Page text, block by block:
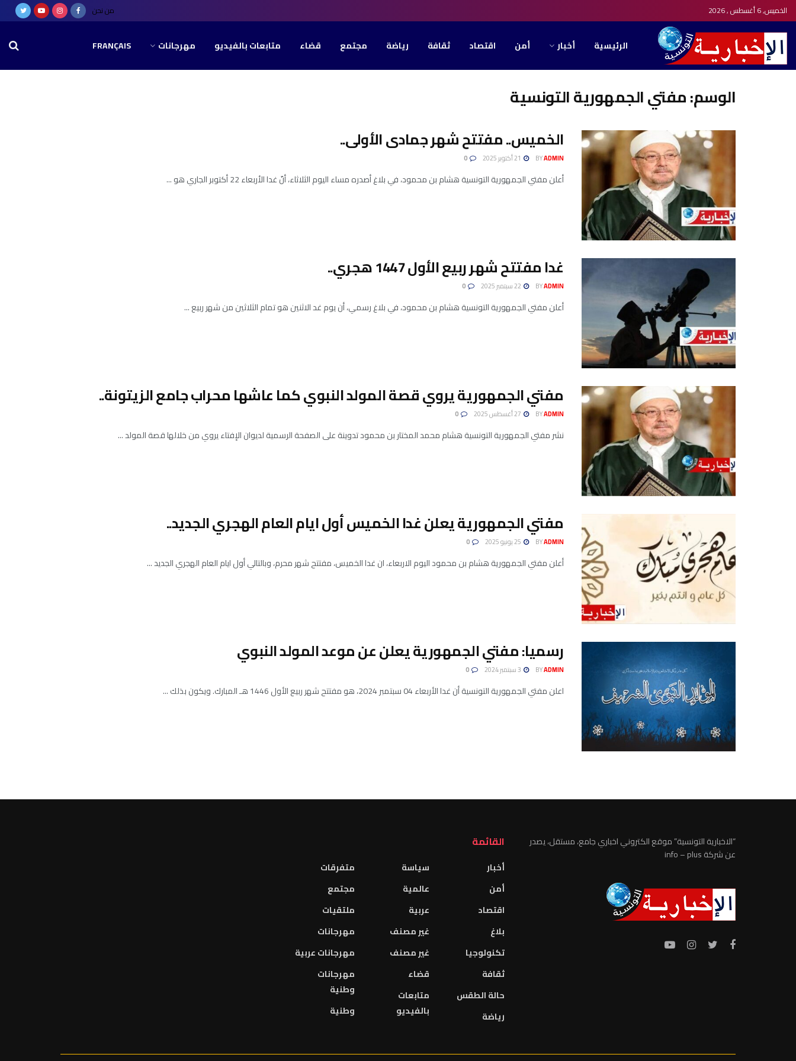
الخميس, 6 أغسطس , 2026 من نحن
الرئيسية أخبار أمن اقتصاد ثقافة رياضة مجتمع قضاء متابعات بالفيديو مهرجانات FRANÇAIS
الوسم:مفتي الجمهورية التونسية
الخميس.. مفتتح شهر جمادى الأولى..
BYADMIN
أعلن مفتي الجمهورية التونسية هشام بن محمود، في بلاغ أصدره مساء اليوم الثلاثاء، أنّ غدا الأربعاء 22 أكتوبر الجاري هو ...
غدا مفتتح شهر ربيع الأول 1447 هجري..
BYADMIN
أعلن مفتي الجمهورية التونسية هشام بن محمود، في بلاغ رسمي، أن يوم غد الاثنين هو تمام الثلاثين من شهر ربيع ...
مفتي الجمهورية يروي قصة المولد النبوي كما عاشها محراب جامع الزيتونة..
BYADMIN
نشر مفتي الجمهورية التونسية هشام محمد المختار بن محمود تدوينة على الصفحة الرسمية لديوان الإفتاء يروي من خلالها قصة المولد ...
مفتي الجمهورية يعلن غدا الخميس أول ايام العام الهجري الجديد..
BYADMIN
أعلن مفتي الجمهورية هشام بن محمود اليوم الاربعاء، ان غدا الخميس، مفتتح شهر محرم، وبالتالي أول ايام العام الهجري الجديد ...
رسميا: مفتي الجمهورية يعلن عن موعد المولد النبوي
BYADMIN
اعلن مفتي الجمهورية التونسية أن غدا الأربعاء 04 سبتمبر 2024، هو مفتتح شهر ربيع الأول 1446 هـ المبارك. ويكون بذلك ...
“الاخبارية التونسية” موقع الكتروني اخباري جامع، مستقل، يصدر
عن شركة info – plus
القائمة
أخبار
أمن
اقتصاد
بلاغ
تكنولوجيا
ثقافة
حالة الطقس
رياضة
سياسة
عالمية
عربية
غير مصنف
غير مصنف
قضاء
متابعات
بالفيديو
متفرقات
مجتمع
ملتقيات
مهرجانات
مهرجانات عربية
مهرجانات
وطنية
وطنية